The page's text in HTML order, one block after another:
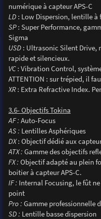
numérique à capteur APS-C
LD: Low Dispersion, lentille à
SP: Super Performance,
Sigma
USD: Ultrasonic Silent Drive,
rapide et silencieux.
VC: Vibration Control,
ATTENTION : sur trépied, il
XR: Extra Refractive Index.
3.6- Objectifs Tokina
AF : Auto-Focus
AS : Lentilles Asphériques
DX: Objectif dédié aux
ATX : Gamme des objectifs
FX : Objectif adapté au plein
boitier à capteur APS-C.
IF : Internal Focusing, le fût
point
Pro : Gamme professionnelle
SD : Lentille basse dispersion